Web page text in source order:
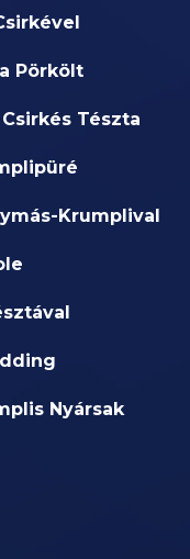
Pörkölt
Tészta
Krumplival
Nyársak